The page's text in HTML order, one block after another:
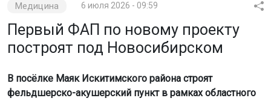
Медицина 6 июля 2026 - 09:59
Первый ФАП по новому проекту
построят под Новосибирском
В посёлке Маяк Искитимского района строят
фельдшерско-акушерский пункт в рамках областного